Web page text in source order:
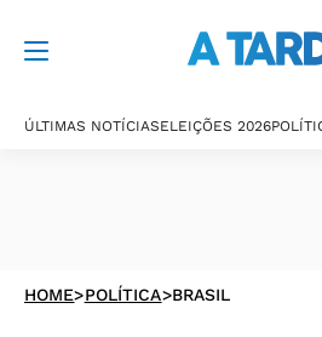
ÚLTIMAS NOTÍCIASELEIÇÕES 2026
HOME>POLÍTICA>BRASIL